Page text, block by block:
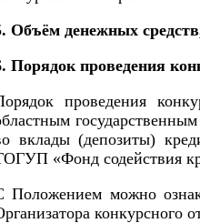
Объём денежных
Порядок проведения
проведения
вклады (депозиты)
«Фонд содействия
Положением можно
конкурсного